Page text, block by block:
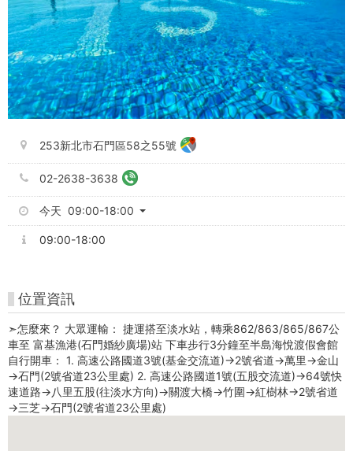
253新北市石門區58之55號
02-2638-3638
今天 09:00-18:00
09:00-18:00
位置資訊
➣怎麼來？ 大眾運輸： 捷運搭至淡水站，轉乘862/863/865/867公
車至 富基漁港(石門婚紗廣場)站 下車步行3分鐘至半島海悅渡假會館
自行開車： 1. 高速公路國道3號(基金交流道)→2號省道→萬里→金山
→石門(2號省道23公里處) 2. 高速公路國道1號(五股交流道)→64號快
速道路→八里五股(往淡水方向)→關渡大橋→竹圍→紅樹林→2號省道
→三芝→石門(2號省道23公里處)